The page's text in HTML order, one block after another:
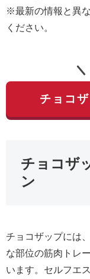
※最新の情報と異
ください。
チョコ
チョコザ
ン
チョコザップには
な部位の筋肉トレ
います。セルフエ